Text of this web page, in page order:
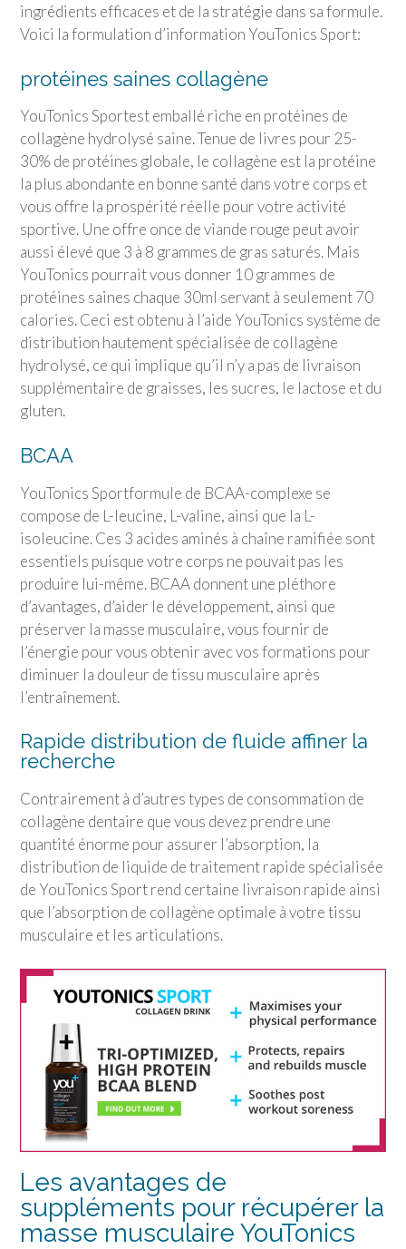
ingrédients efficaces et de la stratégie dans sa formule.
Voici la formulation d’information YouTonics Sport:
protéines saines collagène
YouTonics Sportest emballé riche en protéines de
collagène hydrolysé saine. Tenue de livres pour 25-
30% de protéines globale, le collagène est la protéine
la plus abondante en bonne santé dans votre corps et
vous offre la prospérité réelle pour votre activité
sportive. Une offre once de viande rouge peut avoir
aussi élevé que 3 à 8 grammes de gras saturés. Mais
YouTonics pourrait vous donner 10 grammes de
protéines saines chaque 30ml servant à seulement 70
calories. Ceci est obtenu à l’aide YouTonics système de
distribution hautement spécialisée de collagène
hydrolysé, ce qui implique qu’il n’y a pas de livraison
supplémentaire de graisses, les sucres, le lactose et du
gluten.
BCAA
YouTonics Sportformule de BCAA-complexe se
compose de L-leucine, L-valine, ainsi que la L-
isoleucine. Ces 3 acides aminés à chaîne ramifiée sont
essentiels puisque votre corps ne pouvait pas les
produire lui-même. BCAA donnent une pléthore
d’avantages, d’aider le développement, ainsi que
préserver la masse musculaire, vous fournir de
l’énergie pour vous obtenir avec vos formations pour
diminuer la douleur de tissu musculaire après
l’entraînement.
Rapide distribution de fluide affiner la
recherche
Contrairement à d’autres types de consommation de
collagène dentaire que vous devez prendre une
quantité énorme pour assurer l’absorption, la
distribution de liquide de traitement rapide spécialisée
de YouTonics Sportrend certaine livraison rapide ainsi
que l’absorption de collagène optimale à votre tissu
musculaire et les articulations.
Les avantages de
suppléments pour récupérer la
masse musculaire YouTonics